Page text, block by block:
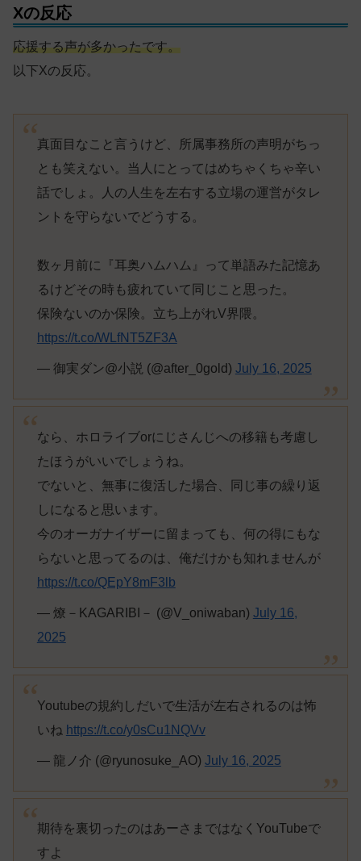
Xの反応
応援する声が多かったです。
以下Xの反応。
真面目なこと言うけど、所属事務所の声明がちっ
とも笑えない。当人にとってはめちゃくちゃ辛い
話でしょ。人の人生を左右する立場の運営がタレ
ントを守らないでどうする。
数ヶ月前に『耳奥ハムハム』って単語みた記憶あ
るけどその時も疲れていて同じこと思った。
保険ないのか保険。立ち上がれV界隈。
https://t.co/WLfNT5ZF3A
— 御実ダン@小説 (@after_0gold) July 16, 2025
なら、ホロライブorにじさんじへの移籍も考慮し
たほうがいいでしょうね。
でないと、無事に復活した場合、同じ事の繰り返
しになると思います。
今のオーガナイザーに留まっても、何の得にもな
らないと思ってるのは、俺だけかも知れませんが
https://t.co/QEpY8mF3lb
— 燎－KAGARIBI－ (@V_oniwaban) July 16,
2025
Youtubeの規約しだいで生活が左右されるのは怖
いね https://t.co/y0sCu1NQVv
— 龍ノ介 (@ryunosuke_AO) July 16, 2025
期待を裏切ったのはあーさまではなくYouTubeで
すよ